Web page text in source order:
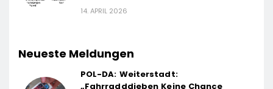
14. APRIL 2026
Neueste Meldungen
POL-DA: Weiterstadt:
„Fahrradddieben Keine Chance